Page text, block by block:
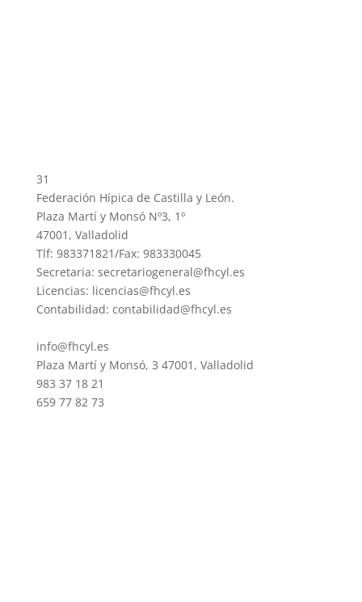
31
Federación Hípica de Castilla y León.
Plaza Martí y Monsó Nº3, 1º
47001, Valladolid
Tlf: 983371821/Fax: 983330045
Secretaria: secretariogeneral@fhcyl.es
Licencias: licencias@fhcyl.es
Contabilidad: contabilidad@fhcyl.es
info@fhcyl.es
Plaza Martí y Monsó, 3 47001, Valladolid
983 37 18 21
659 77 82 73